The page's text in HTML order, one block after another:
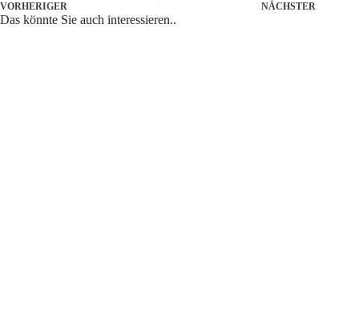
VORHERIGER NÄCHSTER
Das könnte Sie auch interessieren..